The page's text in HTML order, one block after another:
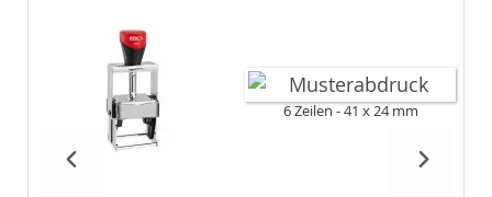
6 Zeilen 41 x 24 mm